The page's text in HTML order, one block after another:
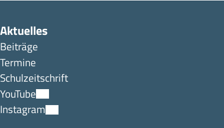
Aktuelles
Beiträge
Termine
Schulzeitschrift
YouTube
Instagram